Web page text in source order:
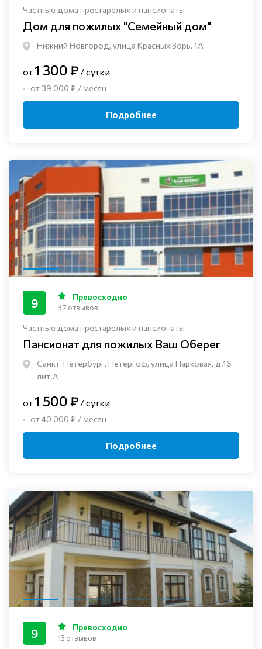
Частные дома престарелых и пансионаты
Дом для пожилых "Семейный дом"
Нижний Новгород, улица Красных Зорь, 1А
от1 300 ₽ / сутки
от 39 000 ₽ / месяц
Подробнее
Частные дома престарелых и пансионаты
Пансионат для пожилых Ваш Оберег
Санкт-Петербург, Петергоф, улица Парковая, д.16
лит.А
9 Превосходно
37 отзывов
от1 500 ₽ / сутки
от 40 000 ₽ / месяц
Подробнее
9 Превосходно
13 отзывов